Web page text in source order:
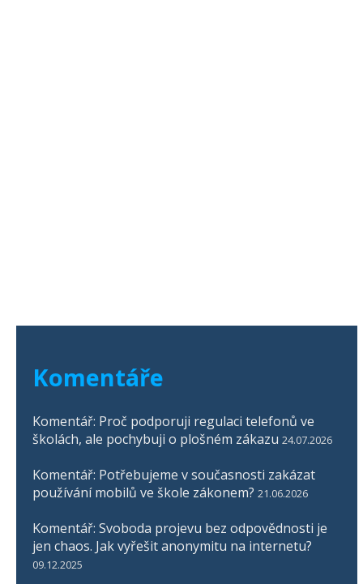
Komentáře
Komentář: Proč podporuji regulaci telefonů ve
školách, ale pochybuji o plošném zákazu 24.07.2026
Komentář: Potřebujeme v současnosti zakázat
používání mobilů ve škole zákonem? 21.06.2026
Komentář: Svoboda projevu bez odpovědnosti je
jen chaos. Jak vyřešit anonymitu na internetu?
09.12.2025